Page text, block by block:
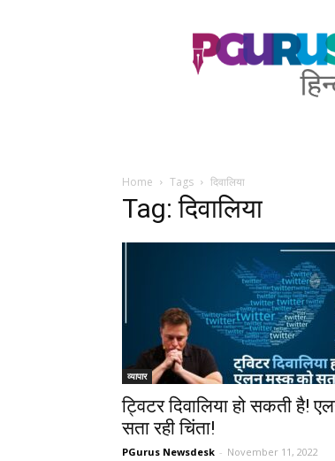
PGurus
Hindi
Home Tags दिवालिया
Tag: दिवालिया
व्यापार
ट्विटर दिवालिया हो सकती है!
सता रही चिंता!
PGurus Newsdesk - November 11, 2022